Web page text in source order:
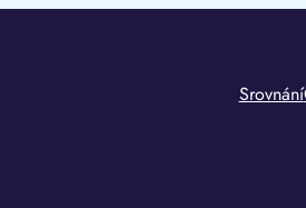
Srovnání